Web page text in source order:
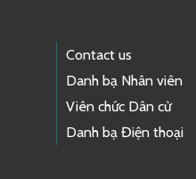
Contact us
Danh bạ Nhân viên
Viên chức Dân cử
Danh bạ Điện thoại